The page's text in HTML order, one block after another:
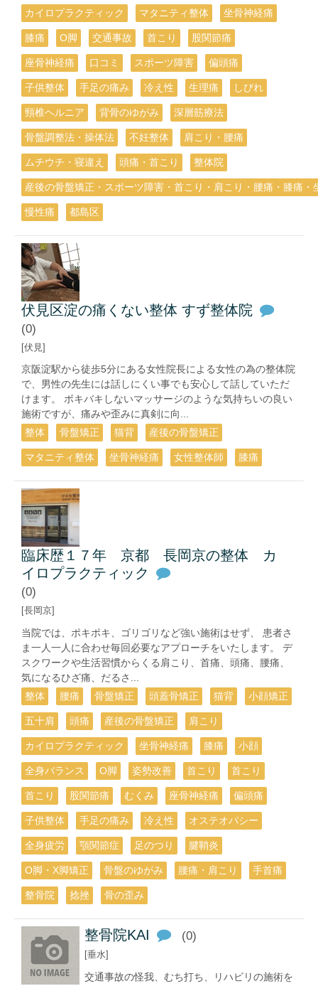
カイロプラクティック マタニティ整体 坐骨神経痛
膝痛 О脚 交通事故 首こり 股関節痛
座骨神経痛 口コミ スポーツ障害 偏頭痛
子供整体 手足の痛み 冷え性 生理痛 しびれ
頸椎ヘルニア 背骨のゆがみ 深層筋療法
骨盤調整法・操体法 不妊整体 肩こり・腰痛
ムチウチ・寝違え 頭痛・首こり 整体院
産後の骨盤矯正・スポーツ障害・首こり・肩こり・腰痛・膝痛・
慢性痛 都島区
伏見区淀の痛くない整体 すず整体院
(0)
[伏見]
京阪淀駅から徒歩5分にある女性院長による女性の為の整体院
で、男性の先生には話しにくい事でも安心して話していただ
けます。 ボキバキしないマッサージのような気持ちいの良い
施術ですが、痛みや歪みに真剣に向...
整体
骨盤矯正 猫背 産後の骨盤矯正
マタニティ整体 坐骨神経痛 女性整体師 膝痛
臨床歴１７年 京都 長岡京の整体 カ
イロプラクティック
(0)
[長岡京]
当院では、ポキポキ、ゴリゴリなど強い施術はせず、 患者さ
ま一人一人に合わせ毎回必要なアプローチをいたします。 デ
スクワークや生活習慣からくる肩こり、首痛、頭痛、腰痛、
気になるひざ痛、だるさ...
整体
腰痛 骨盤矯正 頭蓋骨矯正 猫背 小顔矯正
五十肩 頭痛 産後の骨盤矯正 肩こり
カイロプラクティック 坐骨神経痛 膝痛 小顔
全身バランス О脚 姿勢改善 首こり 首こり
首こり 股関節痛 むくみ 座骨神経痛 偏頭痛
子供整体 手足の痛み 冷え性 オステオパシー
全身疲労 顎関節症 足のつり 腱鞘炎
O脚・X脚矯正 骨盤のゆがみ 腰痛・肩こり 手首痛
整骨院 捻挫 骨の歪み
整骨院KAI (0)
[垂水]
交通事故の怪我、むち打ち、リハビリの施術を